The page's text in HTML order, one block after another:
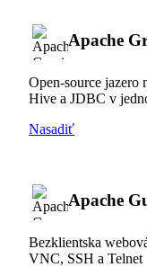
Apache
Open-source jazero
Hive a JDBC v
Nasadiť
Apache
Bezklientska
VNC, SSH a Telnet